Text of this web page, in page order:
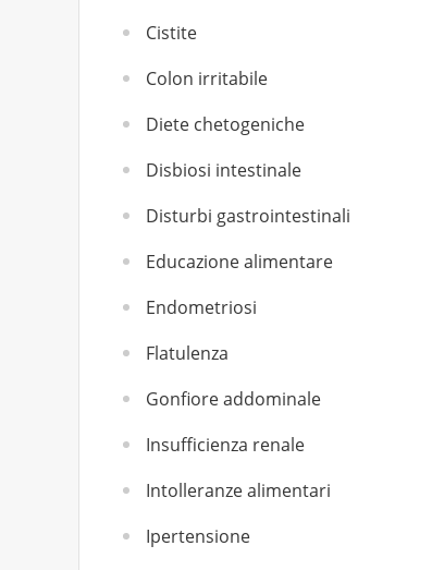
Cistite
Colon irritabile
Diete chetogeniche
Disbiosi intestinale
Disturbi gastrointestinali
Educazione alimentare
Endometriosi
Flatulenza
Gonfiore addominale
Insufficienza renale
Intolleranze alimentari
Ipertensione